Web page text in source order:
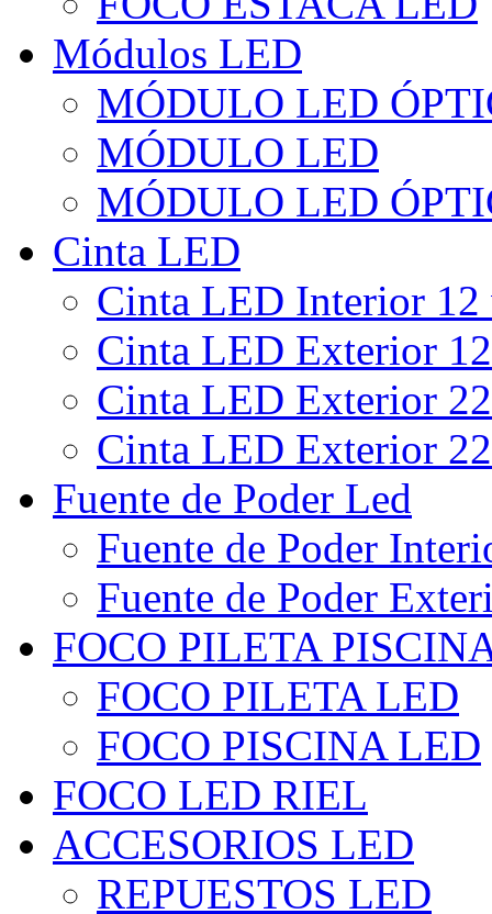
Módulos LED
MÓDULO LED
MÓDULO LED
MÓDULO LED
Cinta LED
Cinta LED Interior
Cinta LED Exterior
Cinta LED Exterior
Cinta LED Exterior
Fuente de Poder Led
Fuente de Poder
Fuente de Poder
FOCO PILETA
FOCO PILETA LED
FOCO PISCINA LED
FOCO LED RIEL
ACCESORIOS LED
REPUESTOS LED